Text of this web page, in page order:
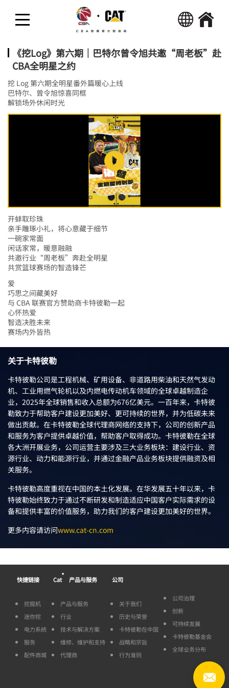
热点新闻
精彩视频
活动
回首页
《挖Log》第六期｜巴特尔曾令旭共邀“周老板”赴
CBA全明星之约
挖 Log 第六期全明星番外篇暖心上线
巴特尔、曾令旭惊喜同框
解锁场外休闲时光
开蚌取珍珠
亲手雕琢小礼，将心意藏于细节
一碗家常面
闲话家常，暖意融融
共邀行业“周老板”奔赴全明星
共赏篮球赛场的智造锋芒
爱
巧思之间藏美好
与 CBA 联赛官方赞助商卡特彼勒一起
心怀热爱
智造决胜未来
赛场内外皆热
关于卡特彼勒
卡特彼勒公司是工程机械、矿用设备、非道路用柴油和天然气发动
机、工业用燃气轮机以及内燃电传动机车领域的全球卓越制造企
业，2025年全球销售和收入总额为676亿美元。一百年来，卡特彼
勒致力于帮助客户建设更加美好、更可持续的世界，并为低碳未来
做出贡献。在卡特彼勒全球代理商网络的支持下，公司的创新产品
和服务为客户提供卓越价值，帮助客户取得成功。卡特彼勒在全球
各大洲开展业务，公司运营主要涉及三大业务板块：建设行业、资
源行业、动力和能源行业，并通过金融产品业务板块提供融资及相
关服务。
卡特彼勒高度重视在中国的本土化发展。在华发展五十年以来，卡
特彼勒始终致力于通过不断研发和制造适应中国客户实际需求的设
备和提供丰富的价值服务，助力我们的客户建设更加美好的世界。
更多内容请访问www.cat-cn.com
快捷链接
挖掘机
迷你挖
电力系统
服务
配件商城
Cat
®
产品与服务
产品与服务
行业
技术与解决方案
维修、维护和支持
代理商
公司
关于我们
历史与荣誉
卡特彼勒在中国
战略和宗旨
行为准则
公司治理
创新
可持续发展
卡特彼勒基金会
全球业务分布